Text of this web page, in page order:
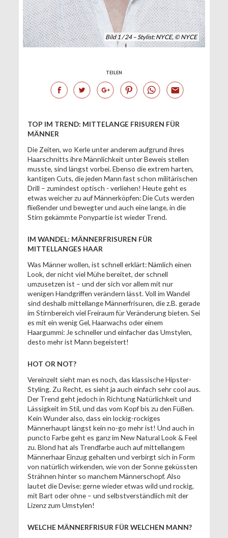
Bild 1 / 24 – Stylist: NYCE, © NYCE
TEILEN
TOP IM TREND: MITTELANGE FRISUREN FÜR
MÄNNER
Die Zeiten, wo Kerle unter anderem aufgrund ihres
Haarschnitts ihre Männlichkeit unter Beweis stellen
musste, sind längst vorbei. Ebenso die extrem harten,
kantigen Cuts, die jeden Mann fast schon militärischen
Drill – zumindest optisch - verliehen! Heute geht es
etwas weicher zu auf Männerköpfen: Die Cuts werden
fließender und bewegter und auch eine lange, in die
Stirn gekämmte Ponypartie ist wieder Trend.
IM WANDEL: MÄNNERFRISUREN FÜR
MITTELLANGES HAAR
Was Männer wollen, ist schnell erklärt: Nämlich einen
Look, der nicht viel Mühe bereitet, der schnell
umzusetzen ist – und der sich vor allem mit nur
wenigen Handgriffen verändern lässt. Voll im Wandel
sind deshalb mittellange Männerfrisuren, die z.B. gerade
im Stirnbereich viel Freiraum für Veränderung bieten. Sei
es mit ein wenig Gel, Haarwachs oder einem
Haargummi: Je schneller und einfacher das Umstylen,
desto mehr ist Mann begeistert!
HOT OR NOT?
Vereinzelt sieht man es noch, das klassische Hipster-
Styling. Zu Recht, es sieht ja auch einfach sehr cool aus.
Der Trend geht jedoch in Richtung Natürlichkeit und
Lässigkeit im Stil, und das vom Kopf bis zu den Füßen.
Kein Wunder also, dass ein lockig-rockiges
Männerhaupt längst kein no-go mehr ist! Und auch in
puncto Farbe geht es ganz im New Natural Look & Feel
zu. Blond hat als Trendfarbe auch auf mittellangem
Männerhaar Einzug gehalten und verbirgt sich in Form
von natürlich wirkenden, wie von der Sonne geküssten
Strähnen hinter so manchem Männerschopf. Also
lautet die Devise: gerne wieder etwas wild und rockig,
mit Bart oder ohne – und selbstverständlich mit der
Lizenz zum Umstylen!
WELCHE MÄNNERFRISUR FÜR WELCHEN MANN?